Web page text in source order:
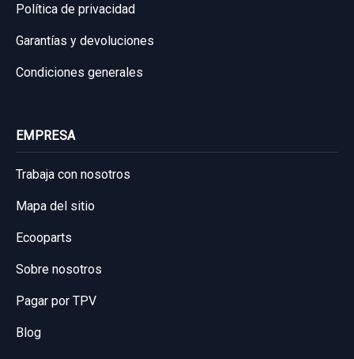
Política de privacidad
Garantías y devoluciones
Condiciones generales
EMPRESA
Trabaja con nosotros
Mapa del sitio
Ecooparts
Sobre nosotros
Pagar por TPV
Blog